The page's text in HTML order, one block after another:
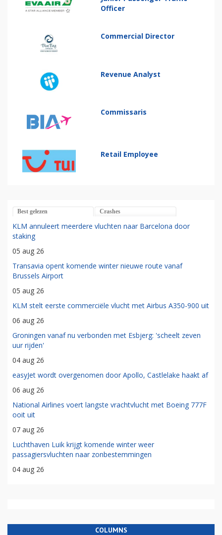
Officer
Commercial Director
Revenue Analyst
Commissaris
Retail Employee
Best gelezen Crashes
KLM annuleert meerdere vluchten naar Barcelona door
staking
05 aug 26
Transavia opent komende winter nieuwe route vanaf
Brussels Airport
05 aug 26
KLM stelt eerste commerciële vlucht met Airbus A350-900 uit
06 aug 26
Groningen vanaf nu verbonden met Esbjerg: 'scheelt zeven
uur rijden'
04 aug 26
easyJet wordt overgenomen door Apollo, Castlelake haakt af
06 aug 26
National Airlines voert langste vrachtvlucht met Boeing 777F
ooit uit
07 aug 26
Luchthaven Luik krijgt komende winter weer
passagiersvluchten naar zonbestemmingen
04 aug 26
COLUMNS